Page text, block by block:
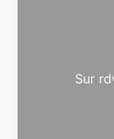
Sur